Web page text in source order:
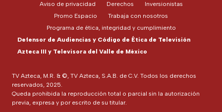
TV Azteca, M.R. & ©, TV Azteca, S.A.B. de C.V. Todos los derechos
reservados, 2025.
Queda prohibida la reproducción total o parcial sin la autorización
previa, expresa y por escrito de su titular.
Aviso de privacidad Derechos
Inversionistas
Promo Espacio
Trabaja con nosotros
Programa de ética, integridad y cumplimiento
Defensor de Audiencias y Código de Ética de Televisión
Azteca III y Televisora del Valle de México